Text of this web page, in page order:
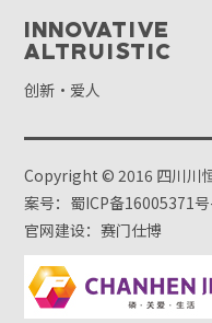
Innovative
Altruistic
创新·爱人
Copyright © 2016 四川川
案号：蜀ICP备16005371号
官网建设：赛门仕博